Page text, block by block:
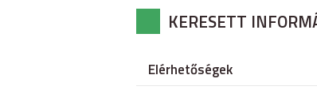
KERESETT
Elérhetőségek